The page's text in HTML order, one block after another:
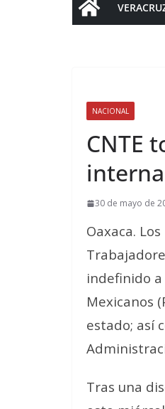
NACIONAL
CNTE
30 de mayo de
Oaxaca.
indefinido
Mexicanos
estado; así
Tras una